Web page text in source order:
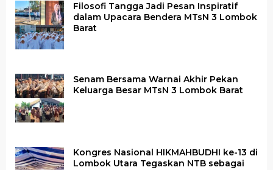
Filosofi Tangga Jadi Pesan Inspiratif
dalam Upacara Bendera MTsN 3 Lombok
Barat
Senam Bersama Warnai Akhir Pekan
Keluarga Besar MTsN 3 Lombok Barat
Kongres Nasional HIKMAHBUDHI ke-13 di
Lombok Utara Tegaskan NTB sebagai